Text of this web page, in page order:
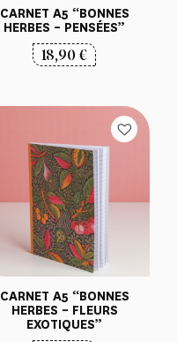
CARNET A5 “BONNES
HERBES – PENSÉES”
18,90€
CARNET A5 “BONNES
HERBES – FLEURS
EXOTIQUES”